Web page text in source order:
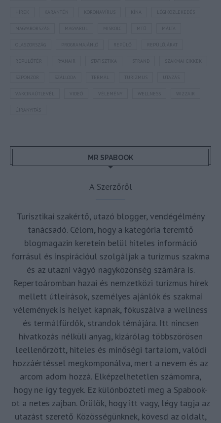
KARANTÉN LÉGIKÖZLEKEDÉS
MAGYARORSZÁG MTÜ MÁLTA
OLASZORSZÁG REPÜLŐJÁRAT
REPÜLŐTÉR STATISZTIKA STRAND SZAKMAI CIKKEK
SZPONZOR SZÁLLODA TERMÁL TURIZMUS UTAZÁS
VAKCINAÚTLEVÉL WIZZAIR
ÚJRANYITÁS
MR SPABOOK
A Szerzőről
Turisztikai szakértő, utazó blogger, vendégélmény
tanácsadó. Célom, hogy a kategória teremtő
blogmagazin keretein belül hiteles információ
forrásul és inspirációul szolgáljak a turizmus szakma
és az utazni vágyó nagyközönség számára is.
Repertoáromban hazai és nemzetközi turizmus hírek
mellett útleírások, személyes ajánlók és szakmai
vélemények is helyet kapnak, fókuszálva a wellness
és termálfürdők, strandok témájára. Itt nincsen
hivatkozás nélküli anyag, kizárólag többszörösen
leellenőrzött, hiteles és minőségi tartalom, valódi
hozzáértéssel megkomponálva, mert a nevem és az
arcom adom hozzá. Elképzelhetetlen számomra,
hogy ne így tegyek. Ez különbözteti meg a Spabook-
ot a netes zajban. Örülök, hogy itt vagy, légy tagja az
utazást szerető Közösségünknek, kövesd az oldalt,